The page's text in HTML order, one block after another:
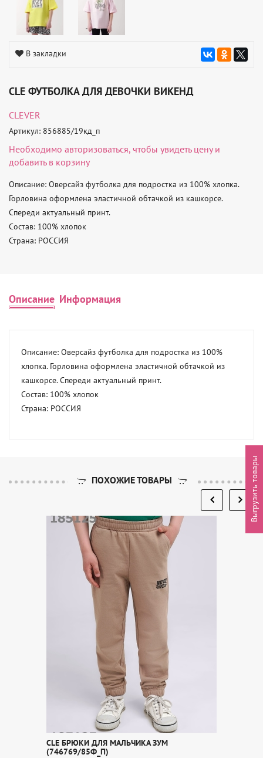
В закладки
CLE ФУТБОЛКА ДЛЯ ДЕВОЧКИ ВИКЕНД
CLEVER
Артикул: 856885/19кд_п
Необходимо авторизоваться, чтобы увидеть цену и
добавить в корзину
Описание: Оверсайз футболка для подростка из 100% хлопка.
Горловина оформлена эластичной обтачкой из кашкорсе.
Спереди актуальный принт.
Состав: 100% хлопок
Страна: РОССИЯ
Описание Информация
Описание: Оверсайз футболка для подростка из 100%
хлопка. Горловина оформлена эластичной обтачкой из
кашкорсе. Спереди актуальный принт.
Состав: 100% хлопок
Страна: РОССИЯ
ПОХОЖИЕ ТОВАРЫ
CLE БРЮКИ ДЛЯ МАЛЬЧИКА ЗУМ
(746769/85Ф_П)
Выгрузить товары